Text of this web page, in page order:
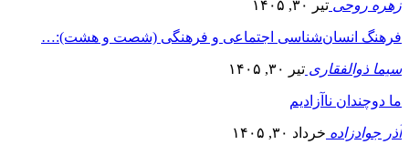
زهره روحی تیر ۳۰, ۱۴۰۵
فرهنگ انسان‌شناسی اجتماعی و فرهنگی (شصت و هشت):…
سیما ذوالفقاری تیر ۳۰, ۱۴۰۵
ما دوچندان ناآزادیم
آذر جوادزاده خرداد ۳۰, ۱۴۰۵